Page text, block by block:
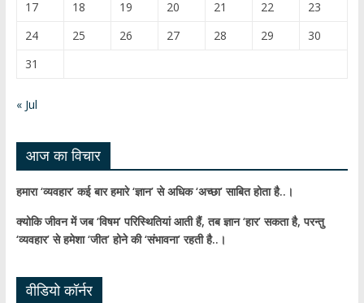
h
a
17
18 19 20 21 22
23
24
25 26 27 28 29
30
31
« Jul
आज का विचार
हमारा ‘व्यवहार’ कई बार हमारे ‘ज्ञान’ से अधिक ‘अच्छा’ साबित होता है..।
क्योकि जीवन में जब ‘विषम’ परिस्थितियां आती हैं,तब ज्ञान ‘हार’ सकता है,परन्तु
‘व्यवहार’ से हमेशा ‘जीत’ होने की ‘संभावना’ रहती है..।
वीडियो कॉर्नर